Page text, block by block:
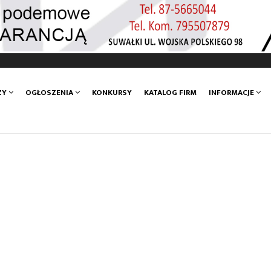
OGŁOSZENIA KONKURSY KATALOG FIRM INFORMACJE